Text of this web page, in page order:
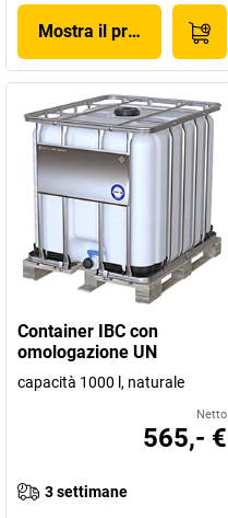
Mostra il prodotto
Container IBC con
omologazione UN
capacità 1000 l, naturale
Netto
565,- €
3 settimane